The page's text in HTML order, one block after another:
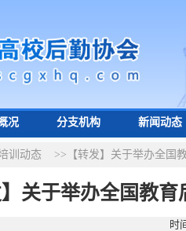
况 分支机构 新闻动态
训动态 >>【转发】关于举办全国
】关于举办全国教
时